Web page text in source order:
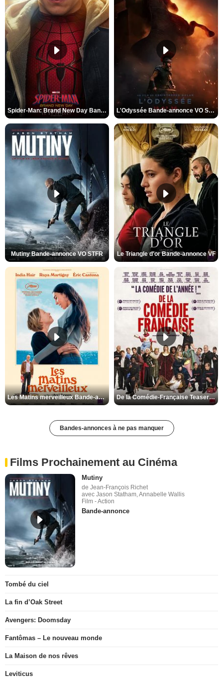
Spider-Man: Brand New Day Bande-annonce VO STFR L'Odyssée Bande-annonce VO STFR
Mutiny Bande-annonce VO STFR Le Triangle d'or Bande-annonce VF
Les Matins merveilleux Bande-annonce VF De la Comédie-Française Teaser VF
Bandes-annonces à ne pas manquer
Films Prochainement au Cinéma
Mutiny
de Jean-François Richet
avec Jason Statham, Annabelle Wallis
Film - Action
Bande-annonce
Tombé du ciel
La fin d’Oak Street
Avengers: Doomsday
Fantômas – Le nouveau monde
La Maison de nos rêves
Leviticus